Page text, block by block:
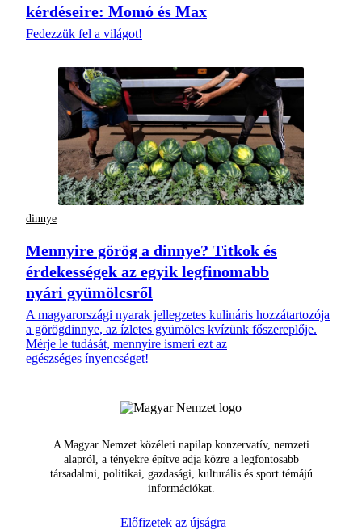
kérdéseire: Momó és Max
Fedezzük fel a világot!
dinnye
Mennyire görög a dinnye? Titkok és
érdekességek az egyik legfinomabb
nyári gyümölcsről
A magyarországi nyarak jellegzetes kulináris hozzátartozója
a görögdinnye, az ízletes gyümölcs kvízünk főszereplője.
Mérje le tudását, mennyire ismeri ezt az
egészséges ínyencséget!
A Magyar Nemzet közéleti napilap konzervatív, nemzeti
alapról, a tényekre építve adja közre a legfontosabb
társadalmi, politikai, gazdasági, kulturális és sport témájú
információkat.
Előfizetek az újságra